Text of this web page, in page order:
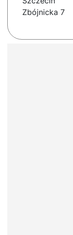
Zbójnicka 7